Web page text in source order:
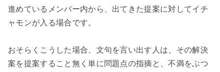
進めているメンバー内から、出てきた提案に対してイチ
ャモンが入る場合です。
おそらくこうした場合、文句を言い出す人は、その解決
案を提案すること無く単に問題点の指摘と、不満をぶつ